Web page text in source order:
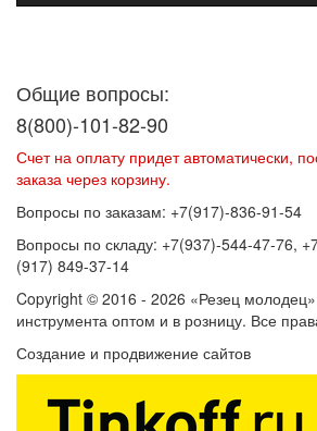
Общие вопросы:
8(800)-101-82-90
Счет на оплату придет автоматически,
заказа через корзину.
Вопросы по заказам: +7(917)-836-91-54
Вопросы по складу: +7(937)-544-47-76,
(917) 849-37-14
Copyright © 2016 - 2026 «Резец
инструмента оптом и в розницу. Все
Создание и продвижение сайтов